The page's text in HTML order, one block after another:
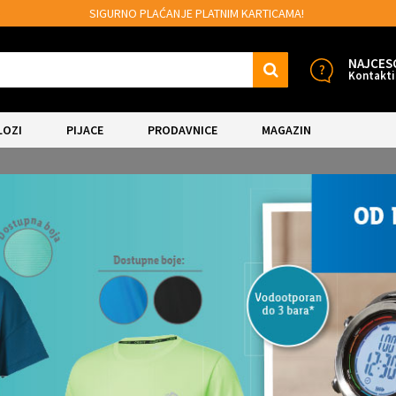
PLATNIM KARTICAMA! MOGUĆNOST
PIJACE PRODAVNICE MAGAZIN